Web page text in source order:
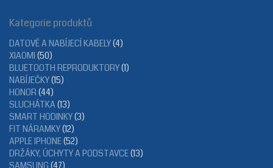
Kategorie produktů
DATOVÉ A NABÍJECÍ KABELY(4)
XIAOMI (50)
BLUETOOTH REPRODUKTORY(1)
NABÍJEČKY(15)
HONOR(44)
SLUCHÁTKA(13)
SMART HODINKY(3)
FIT NÁRAMKY(12)
APPLE IPHONE(52)
DRŽÁKY, ÚCHYTY A PODSTAVCE(13)
SAMSUNG (47)